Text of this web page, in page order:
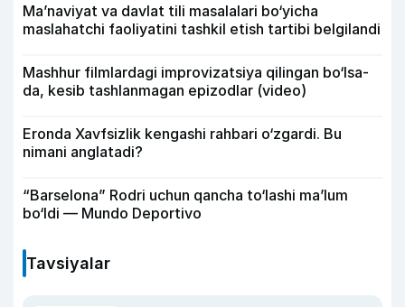
Ma’naviyat va davlat tili masalalari bo‘yicha
maslahatchi faoliyatini tashkil etish tartibi belgilandi
Mashhur filmlardagi improvizatsiya qilingan bo‘lsa-
da, kesib tashlanmagan epizodlar (video)
Eronda Xavfsizlik kengashi rahbari o‘zgardi. Bu
nimani anglatadi?
“Barselona” Rodri uchun qancha to‘lashi ma’lum
bo‘ldi — Mundo Deportivo
Tavsiyalar